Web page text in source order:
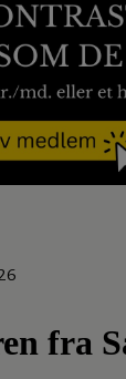
fra